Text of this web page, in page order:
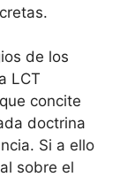
de los
LCT
concite
doctrina
Si a ello
sobre el